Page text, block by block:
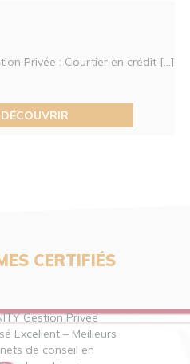
Privée : Courtier en crédit [...]
DÉCOUVRIR
CERTIFIÉS
Gestion Privée
Excellent – Meilleurs
de conseil en